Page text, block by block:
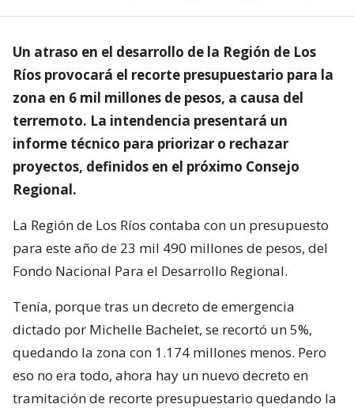
Un atraso en el desarrollo de la Región de Los
Ríos provocará el recorte presupuestario para la
zona en 6 mil millones de pesos, a causa del
terremoto. La intendencia presentará un
informe técnico para priorizar o rechazar
proyectos, definidos en el próximo Consejo
Regional.
La Región de Los Ríos contaba con un presupuesto
para este año de 23 mil 490 millones de pesos, del
Fondo Nacional Para el Desarrollo Regional.
Tenía, porque tras un decreto de emergencia
dictado por Michelle Bachelet, se recortó un 5%,
quedando la zona con 1.174 millones menos. Pero
eso no era todo, ahora hay un nuevo decreto en
tramitación de recorte presupuestario quedando la